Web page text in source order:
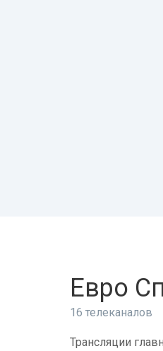
Евро
16 телеканалов
Трансляции